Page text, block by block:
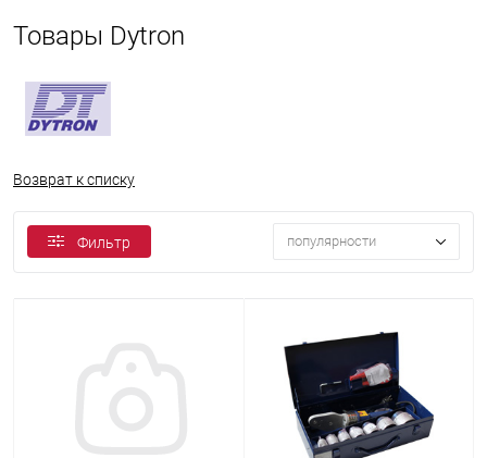
Товары Dytron
Возврат к списку
Фильтр популярности